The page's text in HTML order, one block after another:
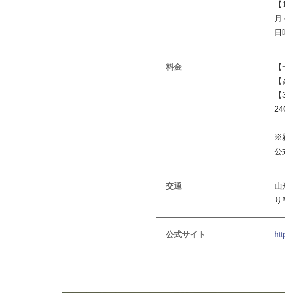
料金
※
公
交通
山
公式サイト